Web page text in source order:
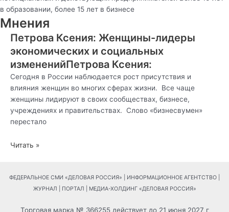
в образовании, более 15 лет в бизнесе
Мнения
Петрова Ксения: Женщины-лидеры
экономических и социальных
измененийПетрова Ксения:
Сегодня в России наблюдается рост присутствия и
влияния женщин во многих сферах жизни. Все чаще
женщины лидируют в своих сообществах, бизнесе,
учреждениях и правительствах. Слово «бизнесвумен»
перестало
Читать »
ФЕДЕРАЛЬНОЕ СМИ «ДЕЛОВАЯ РОССИЯ» | ИНФОРМАЦИОННОЕ АГЕНТСТВО |
ЖУРНАЛ | ПОРТАЛ | МЕДИА-ХОЛДИНГ «ДЕЛОВАЯ РОССИЯ»
Торговая марка № 366255 действует до 21 июня 2027 г